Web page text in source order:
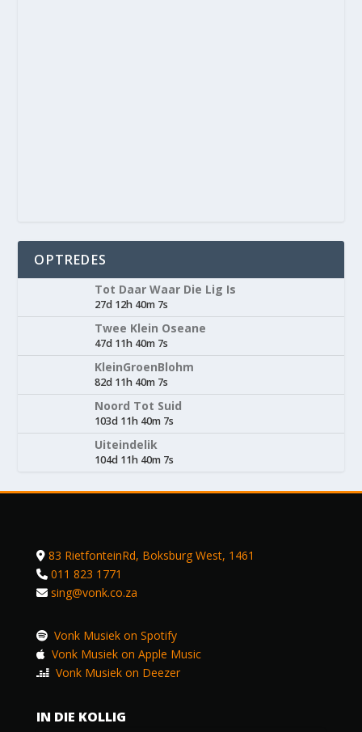
OPTREDES
Tot Daar Waar Die Lig Is
27d 12h 40m 7s
Twee Klein Oseane
47d 11h 40m 7s
KleinGroenBlohm
82d 11h 40m 7s
Noord Tot Suid
103d 11h 40m 7s
Uiteindelik
104d 11h 40m 7s
83 RietfonteinRd, Boksburg West, 1461
011 823 1771
sing@vonk.co.za
Vonk Musiek on Spotify
Vonk Musiek on Apple Music
Vonk Musiek on Deezer
IN DIE KOLLIG